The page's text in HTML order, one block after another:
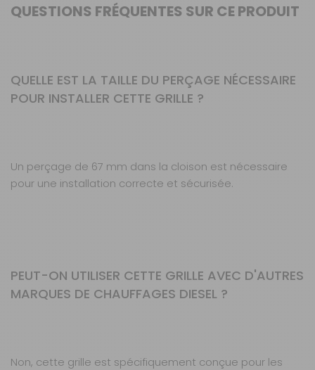
QUESTIONS FRÉQUENTES SUR CE PRODUIT
QUELLE EST LA TAILLE DU PERÇAGE NÉCESSAIRE
POUR INSTALLER CETTE GRILLE ?
Un perçage de 67 mm dans la cloison est nécessaire
pour une installation correcte et sécurisée.
PEUT-ON UTILISER CETTE GRILLE AVEC D'AUTRES
MARQUES DE CHAUFFAGES DIESEL ?
Non, cette grille est spécifiquement conçue pour les